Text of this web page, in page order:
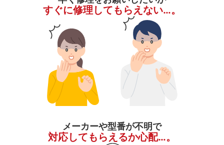
すぐに修理してもらえない…。
メーカーや型番が不明で
対応してもらえるか心配…。